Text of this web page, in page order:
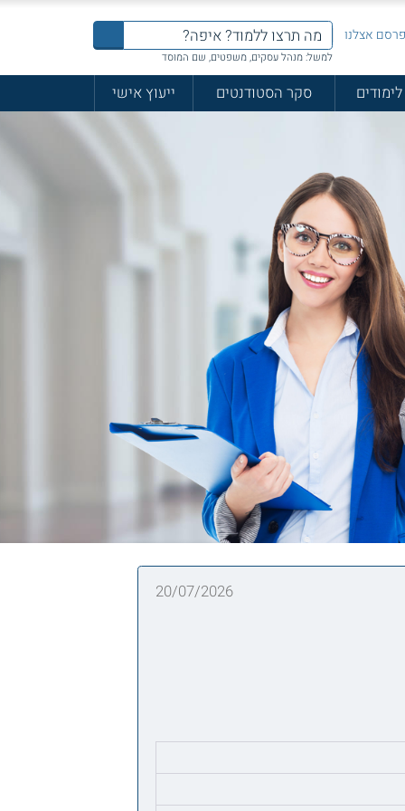
אצלנו
למשל: מנהל עסקים, משפטים, שם המוסד
סקר הסטודנטים ייעוץ אישי
20/07/2026